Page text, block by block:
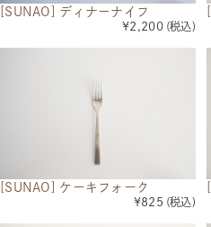
[SUNAO] ディナーナイフ
¥2,200 (税込)
[SUNAO] ケーキフォーク
¥825 (税込)